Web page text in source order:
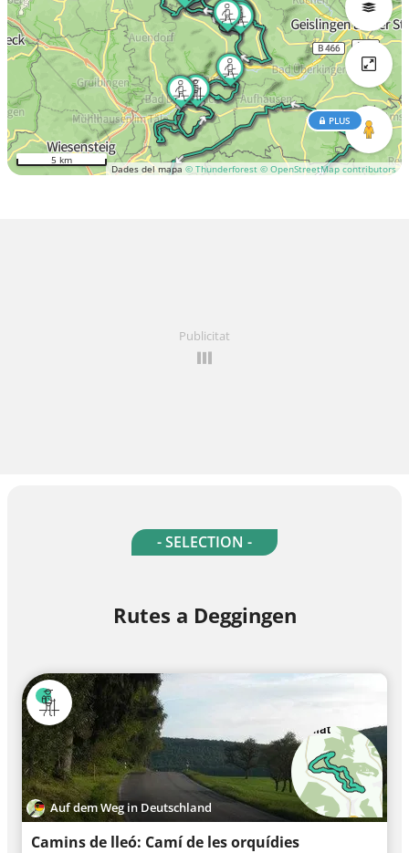
Dades del mapa © Thunderforest © OpenStreetMap contributors
PLUS
5 km
Publicitat
- SELECTION -
Rutes a Deggingen
Auf dem Weg in Deutschland
Camins de lleó: Camí de les orquídies